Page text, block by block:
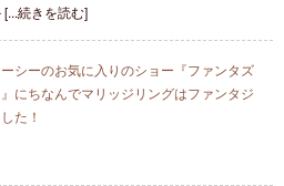
続きを読む]
シーのお気に入りのショー『ファンタズ
にちなんでマリッジリングはファンタジ
た！